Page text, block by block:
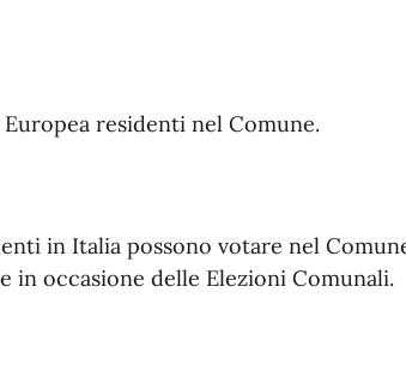
residenti nel Comune.
in Italia possono votare nel
in occasione delle Elezioni Comunali.